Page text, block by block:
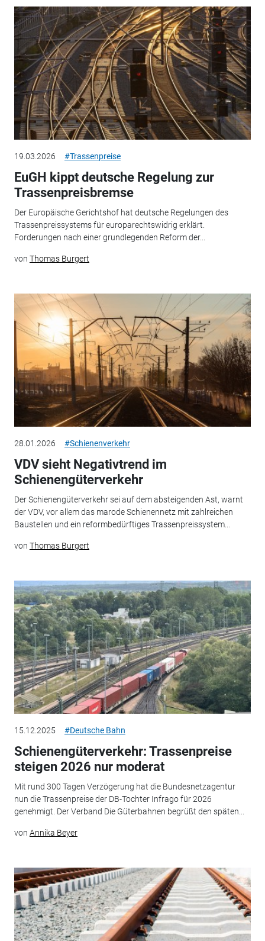
19.03.2026 #Trassenpreise
EuGH kippt deutsche Regelung zur
Trassenpreisbremse
Der Europäische Gerichtshof hat deutsche Regelungen des
Trassenpreissystems für europarechtswidrig erklärt.
Forderungen nach einer grundlegenden Reform der...
von Thomas Burgert
28.01.2026 #Schienenverkehr
VDV sieht Negativtrend im
Schienengüterverkehr
Der Schienengüterverkehr sei auf dem absteigenden Ast, warnt
der VDV, vor allem das marode Schienennetz mit zahlreichen
Baustellen und ein reformbedürftiges Trassenpreissystem...
von Thomas Burgert
15.12.2025 #Deutsche Bahn
Schienengüterverkehr: Trassenpreise
steigen 2026 nur moderat
Mit rund 300 Tagen Verzögerung hat die Bundesnetzagentur
nun die Trassenpreise der DB-Tochter Infrago für 2026
genehmigt. Der Verband Die Güterbahnen begrüßt den späten...
von Annika Beyer